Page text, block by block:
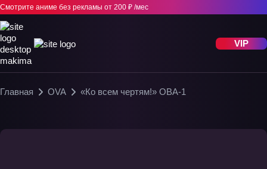
Смотрите аниме без рекламы от 200 ₽ /мес
VIP
Главная OVA «Ко всем чертям!» ОВА-1